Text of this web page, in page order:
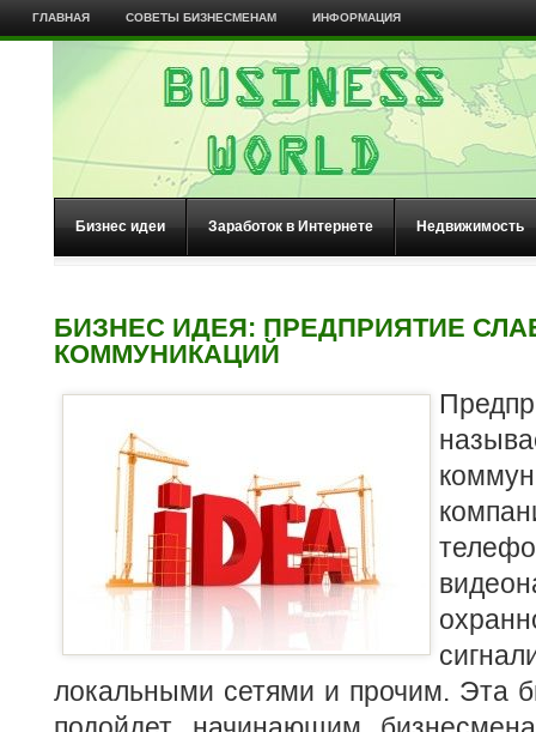
ГЛАВНАЯ СОВЕТЫ БИЗНЕСМЕНАМ ИНФОРМАЦИЯ
Бизнес идеи Заработок в Интернете Недвижимость
БИЗНЕС ИДЕЯ: ПРЕДПРИЯТИЕ
КОММУНИКАЦИЙ
локальными сетями и прочим. Эта